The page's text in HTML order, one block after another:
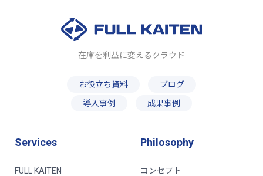
在庫を利益に変えるクラウド
お役立ち資料
ブログ
導入事例
成果事例
Services
FULL KAITEN
Philosophy
コンセプト